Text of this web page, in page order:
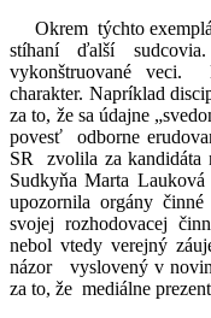
Okrem týchto
stíhaní ďalší
vykonštruované veci.
charakter. Napríklad
za to, že sa údajne
povesť odborne
SR zvolila za kandidáta
Sudkyňa Marta
upozornila orgány
svojej rozhodovacej
nebol vtedy verejný
názor vyslovený v
za to, že mediálne